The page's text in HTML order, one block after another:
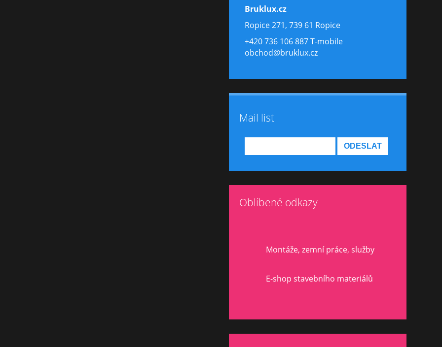
Bruklux.cz
Ropice 271, 739 61 Ropice
+420 736 106 887 T-mobile
obchod@bruklux.cz
Mail list
Oblíbené odkazy
Montáže, zemní práce, služby
E-shop stavebního materiálů